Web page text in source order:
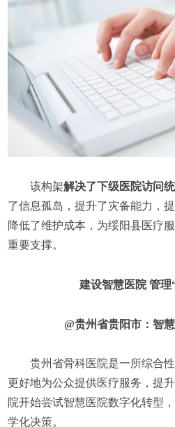
该构架解决了下级医院访问
了信息孤岛，提升了灾备能力，
降低了维护成本，为绥阳县医疗
重要支撑。
建设智慧医院 管理
@贵州省贵阳市：智
贵州省骨科医院是一所综合
更好地为公众提供医疗服务，提
院开始尝试智慧医院数字化转型
学化决策。